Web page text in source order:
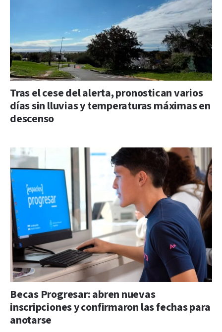
Tras el cese del alerta, pronostican varios
días sin lluvias y temperaturas máximas en
descenso
Becas Progresar: abren nuevas
inscripciones y confirmaron las fechas para
anotarse